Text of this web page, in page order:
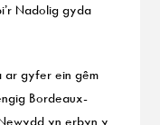
Nadolig gyda
ar gyfer ein gêm
Bordeaux-
yn erbyn y